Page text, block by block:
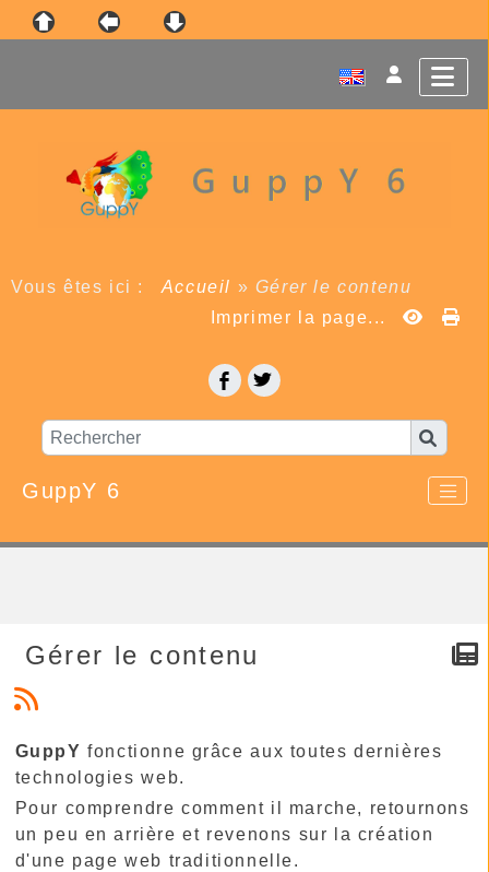
Vous êtes ici : Accueil » Gérer le contenu
Imprimer la page...
GuppY 6
Gérer le contenu
GuppY fonctionne grâce aux toutes dernières
technologies web.
Pour comprendre comment il marche, retournons
un peu en arrière et revenons sur la création
d'une page web traditionnelle.